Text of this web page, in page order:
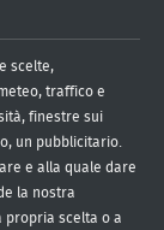
scelte,
traffico e
finestre sui
un pubblicitario.
e alla quale dare
la nostra
propria scelta o a